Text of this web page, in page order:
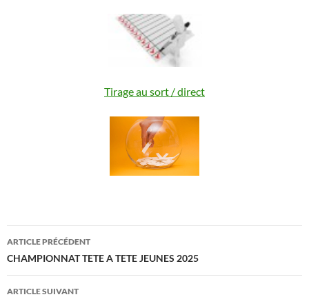
Tirage au sort / direct
Navigation
des
articles
ARTICLE PRÉCÉDENT
CHAMPIONNAT TETE A TETE JEUNES 2025
ARTICLE SUIVANT